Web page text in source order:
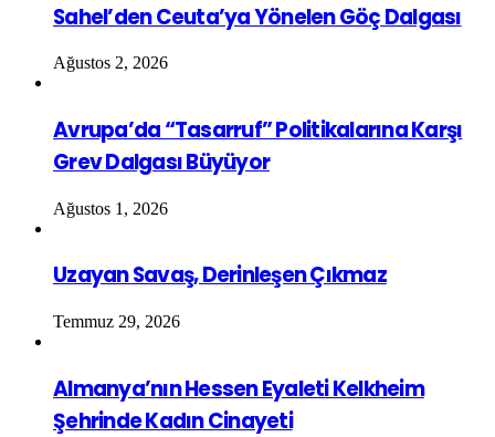
Sahel’den Ceuta’ya Yönelen Göç Dalgası
Ağustos 2, 2026
Avrupa’da “Tasarruf” Politikalarına Karşı
Grev Dalgası Büyüyor
Ağustos 1, 2026
Uzayan Savaş, Derinleşen Çıkmaz
Temmuz 29, 2026
Almanya’nın Hessen Eyaleti Kelkheim
Şehrinde Kadın Cinayeti